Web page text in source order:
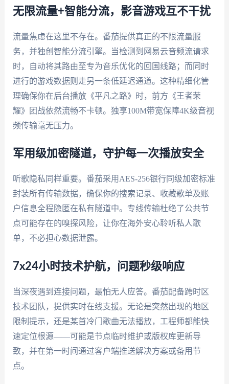
无限流量+智能分流，影音游戏互不干扰
流量焦虑在这里不存在。番茄提供真正的不限流量服
务，并独创智能分流引擎。当检测到网易云音频流请求
时，自动将其路由至专为音乐优化的回国线路；而同时
进行的游戏数据则走另一条低延迟通道。这种精细化管
理确保你在后台播放《平凡之路》时，前方《王者荣
耀》团战依然流畅不卡顿。独享100M带宽保障4K级音视
频传输毫无压力。
军用级加密隧道，守护每一次播放安全
听歌隐私同样重要。番茄采用AES-256银行同级加密标准
封装所有传输数据，确保你的搜索记录、收藏歌单及账
户信息全程隐匿在私有隧道中。专线传输杜绝了公共节
点可能存在的嗅探风险，让你在海外安心聆听私人歌
单，不必担心数据泄露。
7x24小时技术护航，问题秒级响应
当深夜遇到连接问题，最怕无人应答。番茄配备跨时区
技术团队，提供实时在线支援。无论是突然出现的地区
限制提示，还是某首冷门歌曲无法播放，工程师都能快
速定位根源——可能是节点临时维护或版权库更新导
致，并在第一时间通过客户端推送解决方案或备用节
点。